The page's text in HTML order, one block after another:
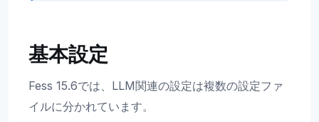
基本設定
Fess 15.6では、LLM関連の設定は複数の設定ファ
イルに分かれています。